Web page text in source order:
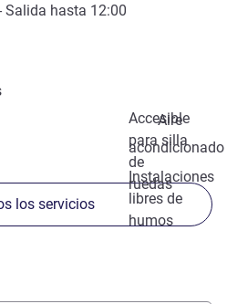
Salida hasta 12:00
Accesible
para silla
de
ruedas
Aire
acondicionado
Instalaciones
libres de
humos
los servicios